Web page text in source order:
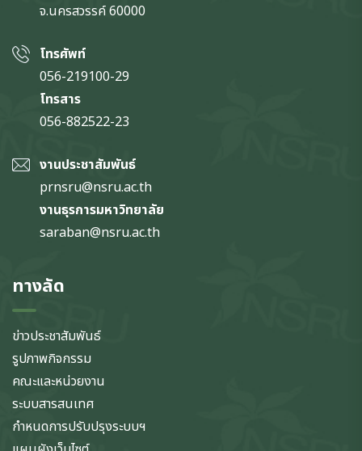
จ.นครสวรรค์60000
โทรศัพท์
056-219100-29
โทรสาร
056-882522-23
งานประชาสัมพันธ์
prnsru@nsru.ac.th
งานธุรการมหาวิทยาลัย
saraban@nsru.ac.th
ทางลัด
ข่าวประชาสัมพันธ์
รูปภาพกิจกรรม
คณะและหน่วยงาน
ระบบสารสนเทศ
กำหนดการปรับปรุงระบบฯ